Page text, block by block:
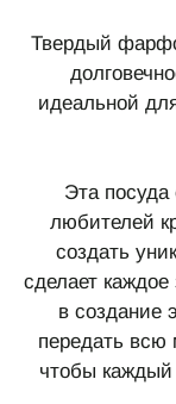
Твердый
идеальной
Эта
любителей
создать
сделает
в создание
передать всю
чтобы каждый